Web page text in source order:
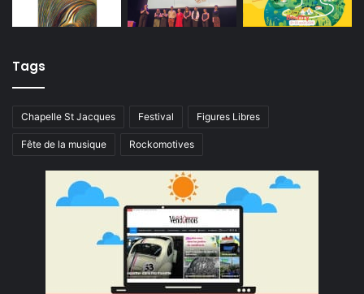
Tags
Chapelle St Jacques Festival Figures Libres
Fête de la musique Rockomotives